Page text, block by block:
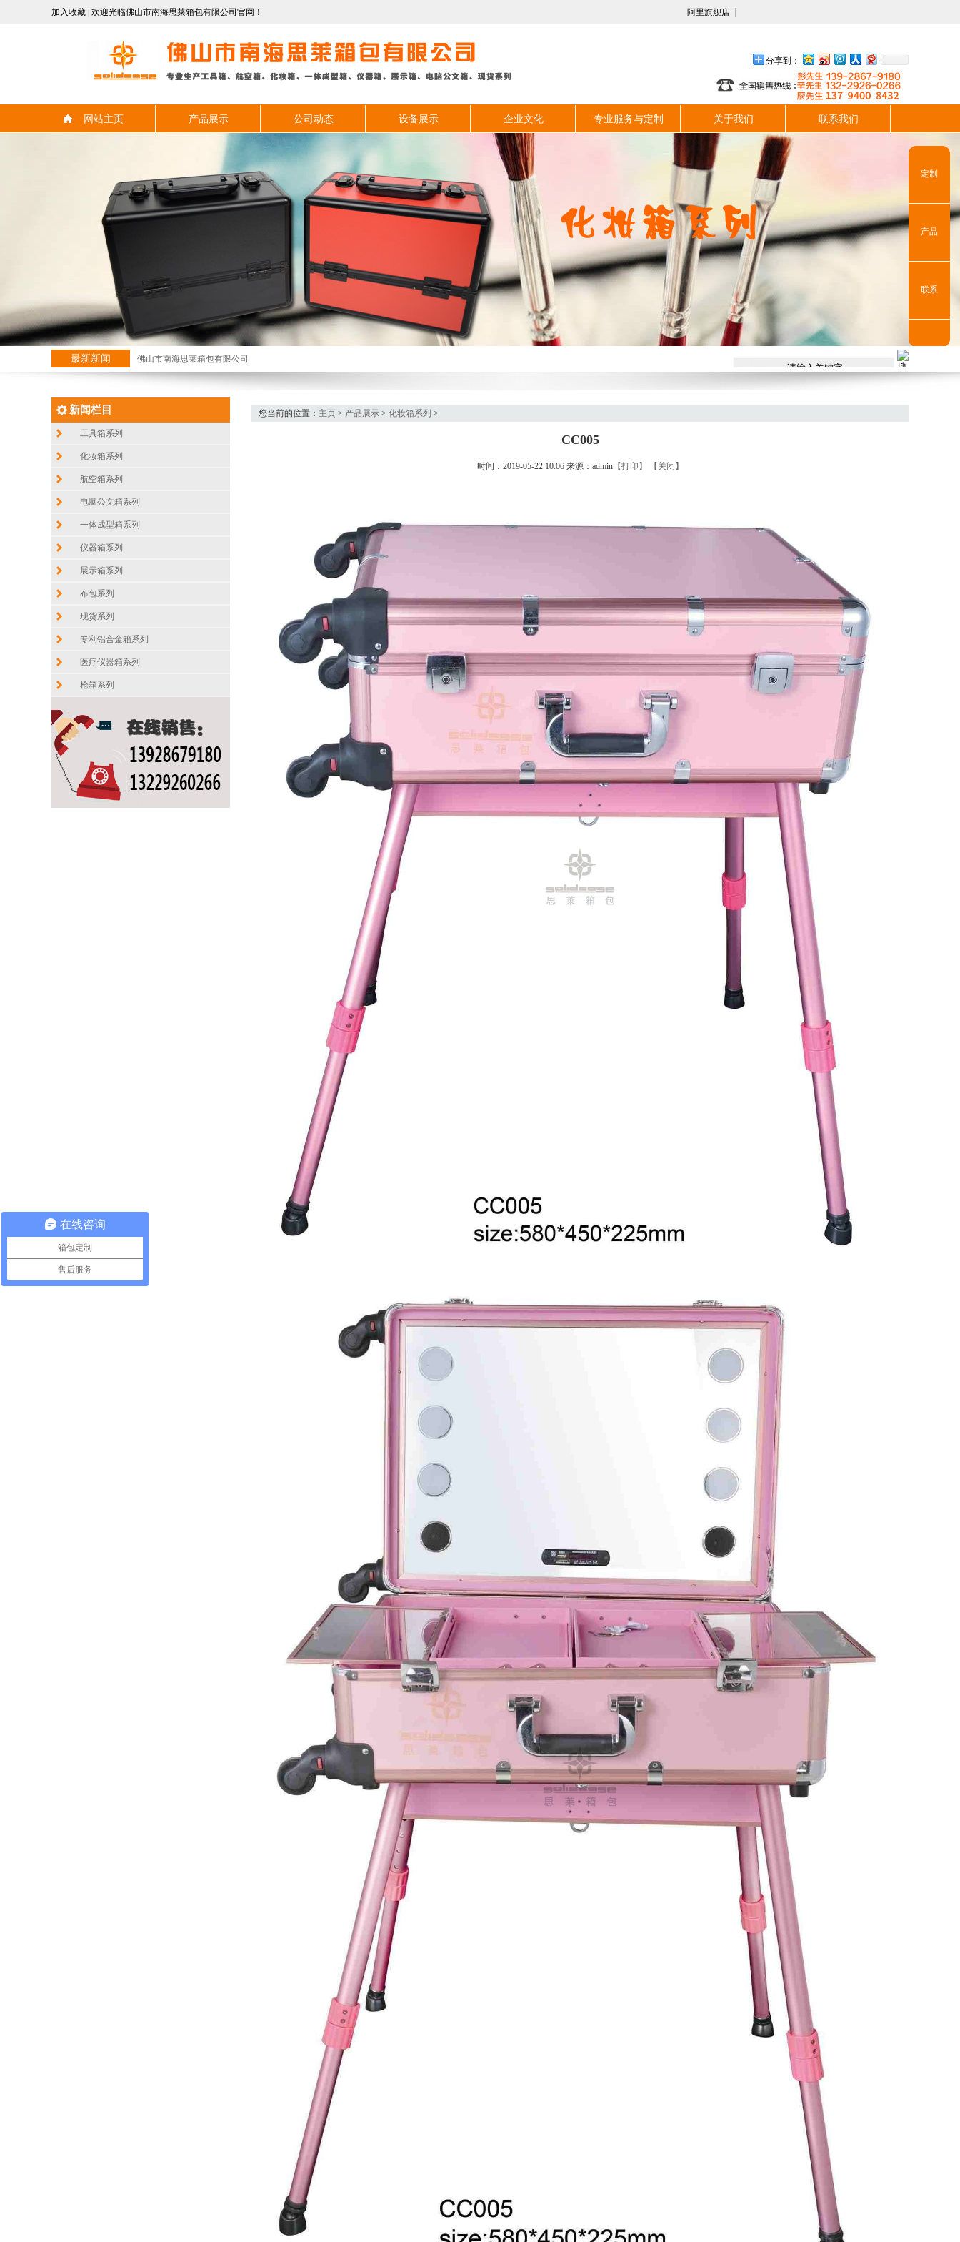
加入收藏 | 欢迎光临佛山市南海思莱箱包有限公司官网！ 阿里旗舰店
分享到：
网站主页 产品展示 公司动态 设备展示 企业文化 专业服务与定制 关于我们 联系我们
最新新闻 佛山市南海思莱箱包有限公司
新闻栏目
工具箱系列
化妆箱系列
航空箱系列
电脑公文箱系列
一体成型箱系列
仪器箱系列
展示箱系列
布包系列
现货系列
专利铝合金箱系列
医疗仪器箱系列
枪箱系列
您当前的位置： 主页 > 产品展示 > 化妆箱系列 >
CC005
时间：2019-05-22 10:06 来源：admin【打印】 【关闭】
定制
产品
联系
在线咨询
箱包定制
售后服务